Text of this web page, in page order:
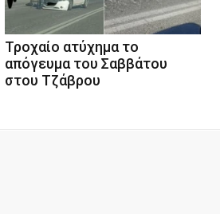
Τροχαίο ατύχημα το
απόγευμα του Σαββάτου
στου Τζάβρου